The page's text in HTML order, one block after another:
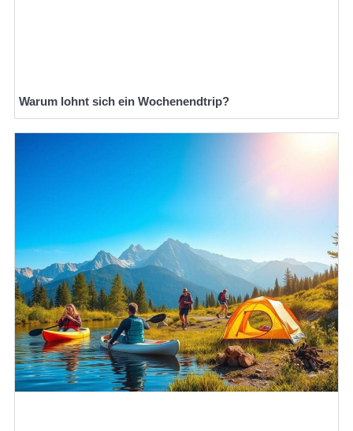
Warum lohnt sich ein Wochenendtrip?